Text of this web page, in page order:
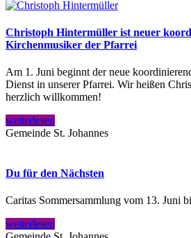
Christoph Hintermüller ist neuer
Kirchenmusiker der Pfarrei
Am 1. Juni beginnt der neue
Dienst in unserer Pfarrei. Wir heißen
herzlich willkommen!
weiterlesen
Gemeinde St. Johannes
Du für den Nächsten
Caritas Sommersammlung vom 13. Juni
weiterlesen